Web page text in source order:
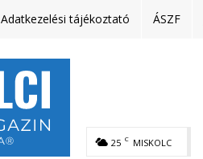
Adatkezelési tájékoztató ÁSZF
25 C MISKOLC